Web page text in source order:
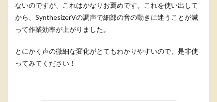
ないのですが、これはかなりお薦めです。これを使い出して
から、SynthesizerVの調声で細部の音の動きに迷うことが減
って作業効率が上がりました。
とにかく声の微細な変化がとてもわかりやすいので、是非使
ってみてください！